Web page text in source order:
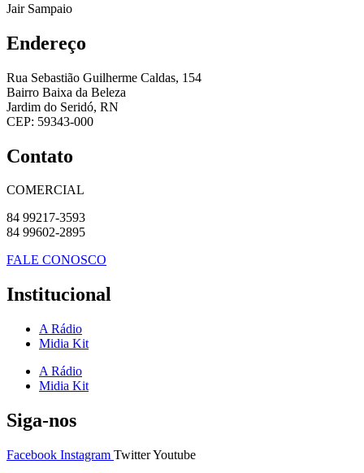
Jair Sampaio
Endereço
Rua Sebastião Guilherme Caldas, 154
Bairro Baixa da Beleza
Jardim do Seridó, RN
CEP: 59343-000
Contato
COMERCIAL
84 99217-3593
84 99602-2895
FALE CONOSCO
Institucional
A Rádio
Midia Kit
A Rádio
Midia Kit
Siga-nos
Facebook Instagram TwitterYoutube